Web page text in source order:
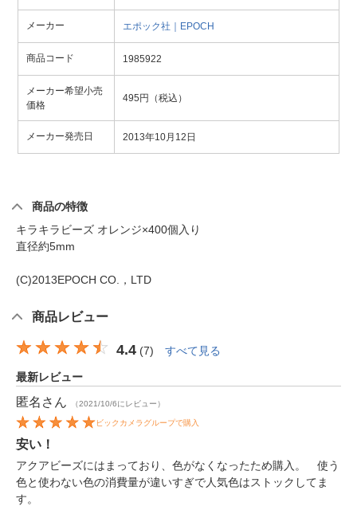
メーカー エポック社｜EPOCH
商品コード 1985922
メーカー希望小売
価格
495円（税込）
メーカー発売日 2013年10月12日
商品の特徴
キラキラビーズ オレンジ×400個入り
直径約5mm
(C)2013EPOCH CO.，LTD
商品レビュー
4.4 (7) すべて見る
最新レビュー
匿名 さん （2021/10/6にレビュー）
ビックカメラグループで購入
安い！
アクアビーズにはまっており、色がなくなったため購入。 使う
色と使わない色の消費量が違いすぎで人気色はストックしてま
す。